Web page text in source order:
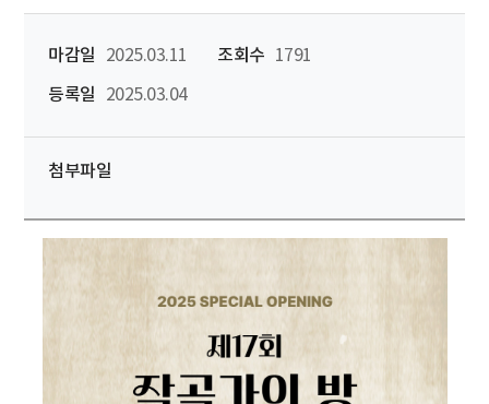
마감일 2025.03.11 조회수
1791
등록일
2025.03.04
첨부파일